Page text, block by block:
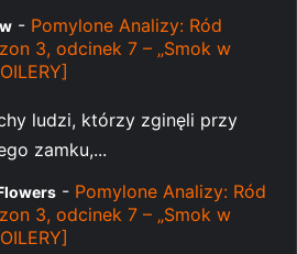
- Pomylone Analizy: Ród
3, odcinek 7 – „Smok w
ludzi, którzy zginęli przy
zamku,...
- Pomylone Analizy: Ród
3, odcinek 7 – „Smok w